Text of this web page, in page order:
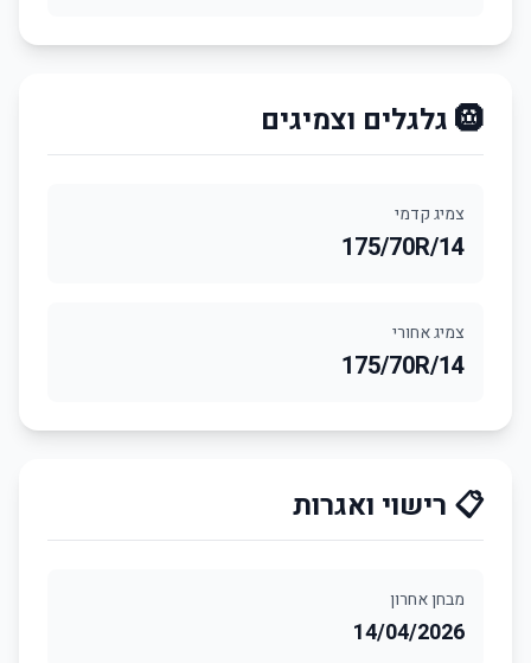
🛞 גלגלים וצמיגים
צמיג קדמי
175/70R/14
צמיג אחורי
175/70R/14
📋 רישוי ואגרות
מבחן אחרון
14/04/2026